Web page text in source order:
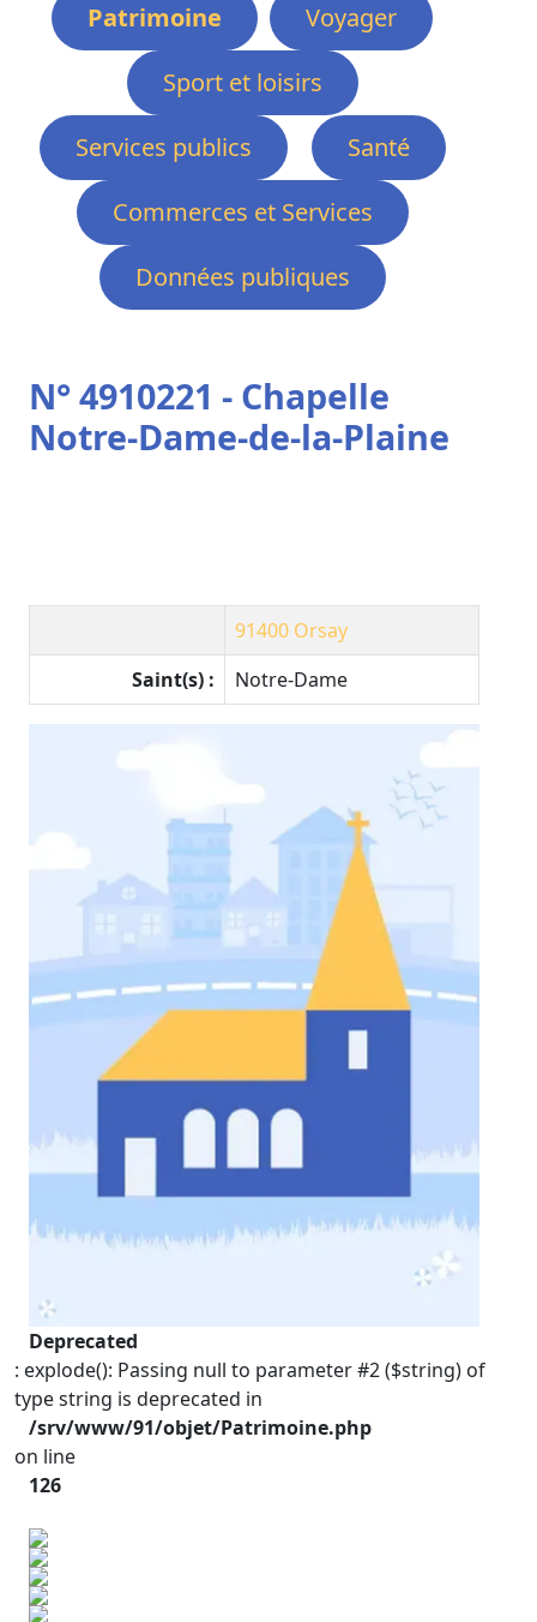
Patrimoine
Voyager
Sport et loisirs
Services publics
Santé
Commerces et Services
Données publiques
N° 4910221 - Chapelle
Notre-Dame-de-la-Plaine
91400 Orsay
Saint(s) :
Notre-Dame
Deprecated
: explode(): Passing null to parameter #2 ($string) of
type string is deprecated in
/srv/www/91/objet/Patrimoine.php
on line
126